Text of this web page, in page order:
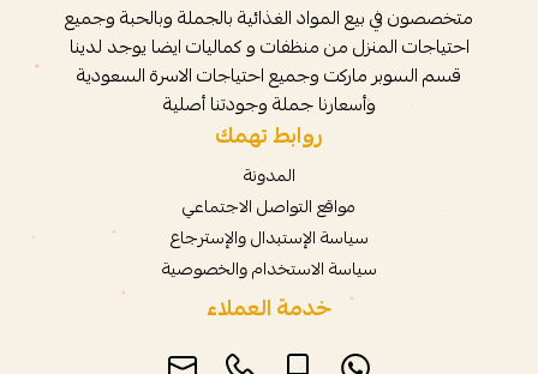
متخصصون في بيع المواد الغذائية بالجملة وبالحبة وجميع
احتياجات المنزل من منظفات و كماليات ايضا يوجد لدينا
قسم السوبر ماركت وجميع احتياجات الاسرة السعودية
وأسعارنا جملة وجودتنا أصلية
روابط تهمك
المدونة
مواقع التواصل الاجتماعي
سياسة الإستبدال والإسترجاع
سياسة الاستخدام والخصوصية
خدمة العملاء